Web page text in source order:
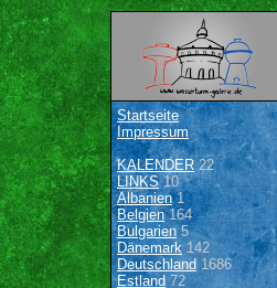
Startseite
Impressum
KALENDER22
LINKS10
Albanien1
Belgien164
Bulgarien 5
Dänemark142
Deutschland 1686
Estland 72